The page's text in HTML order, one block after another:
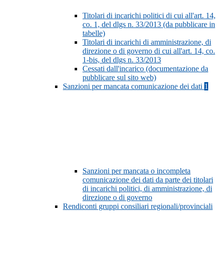
Titolari di incarichi politici di cui all'art. 14,
co. 1, del dlgs n. 33/2013 (da pubblicare in
tabelle)
Titolari di incarichi di amministrazione, di
direzione o di governo di cui all'art. 14, co.
1-bis, del dlgs n. 33/2013
Cessati dall'incarico (documentazione da
pubblicare sul sito web)
Sanzioni per mancata comunicazione dei dati 1
Sanzioni per mancata o incompleta
comunicazione dei dati da parte dei titolari
di incarichi politici, di amministrazione, di
direzione o di governo
Rendiconti gruppi consiliari regionali/provinciali